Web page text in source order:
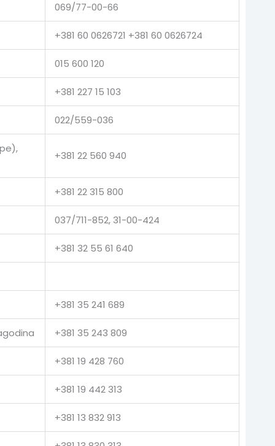
069/77-00-66
+381 60 0626721 +381 60 0626724
015 600 120
+381 227 15 103
022/559-036
+381 22 560 940
+381 22 315 800
037/711-852, 31-00-424
+381 32 55 61 640
+381 35 241 689
+381 35 243 809
+381 19 428 760
+381 19 442 313
+381 13 832 913